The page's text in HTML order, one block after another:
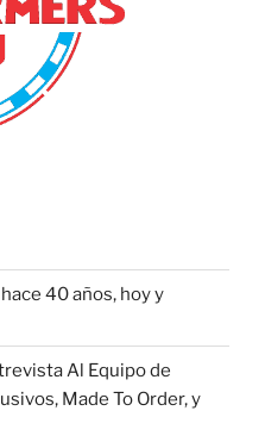
40 años, hoy y
Al Equipo de
Made To Order, y